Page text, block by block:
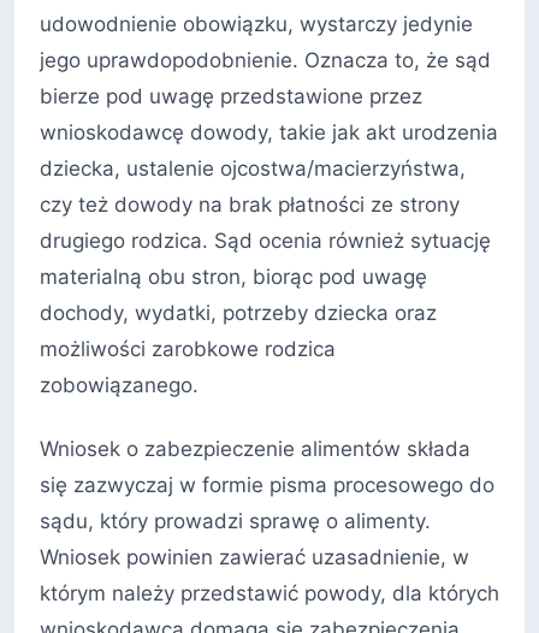
udowodnienie obowiązku, wystarczy jedynie
jego uprawdopodobnienie. Oznacza to, że sąd
bierze pod uwagę przedstawione przez
wnioskodawcę dowody, takie jak akt urodzenia
dziecka, ustalenie ojcostwa/macierzyństwa,
czy też dowody na brak płatności ze strony
drugiego rodzica. Sąd ocenia również sytuację
materialną obu stron, biorąc pod uwagę
dochody, wydatki, potrzeby dziecka oraz
możliwości zarobkowe rodzica
zobowiązanego.
Wniosek o zabezpieczenie alimentów składa
się zazwyczaj w formie pisma procesowego do
sądu, który prowadzi sprawę o alimenty.
Wniosek powinien zawierać uzasadnienie, w
którym należy przedstawić powody, dla których